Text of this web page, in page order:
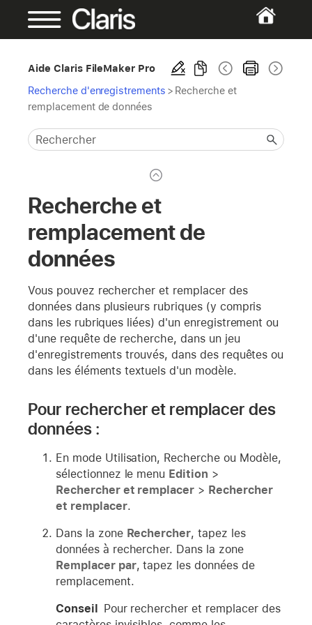
Aide Claris FileMaker Pro
Recherche d'enregistrements > Recherche et
remplacement de données
Recherche et
remplacement de
données
Vous pouvez rechercher et remplacer des
données dans plusieurs rubriques (y compris
dans les rubriques liées) d'un enregistrement ou
d'une requête de recherche, dans un jeu
d'enregistrements trouvés, dans des requêtes ou
dans les éléments textuels d'un modèle.
Pour rechercher et remplacer des
données :
En mode Utilisation, Recherche ou Modèle,
sélectionnez le menu Edition >
Rechercher et remplacer > Rechercher
et remplacer.
Dans la zone Rechercher, tapez les
données à rechercher. Dans la zone
Remplacer par, tapez les données de
remplacement.
Conseil Pour rechercher et remplacer des